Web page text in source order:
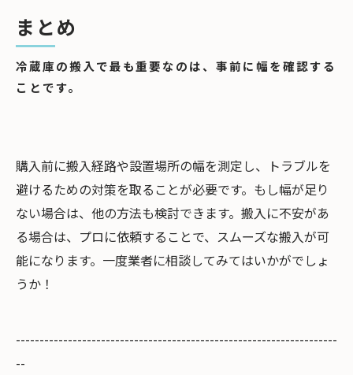
まとめ
冷蔵庫の搬入で最も重要なのは、事前に幅を確認する
ことです。
購入前に搬入経路や設置場所の幅を測定し、トラブルを
避けるための対策を取ることが必要です。もし幅が足り
ない場合は、他の方法も検討できます。搬入に不安があ
る場合は、プロに依頼することで、スムーズな搬入が可
能になります。一度業者に相談してみてはいかがでしょ
うか！
--------------------------------------------------------------------
--